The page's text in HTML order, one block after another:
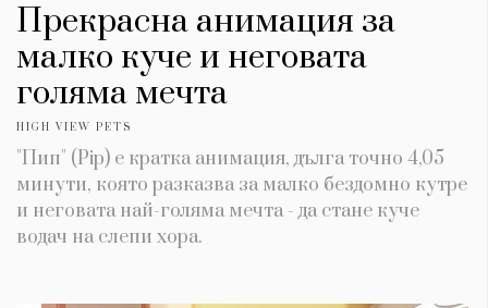
Прекрасна анимация за
малко куче и неговата
голяма мечта
HIGH VIEW PETS
"Пип" (Pip) е кратка анимация, дълга точно 4,05
минути, която разказва за малко бездомно кутре
и неговата най-голяма мечта - да стане куче
водач на слепи хора.